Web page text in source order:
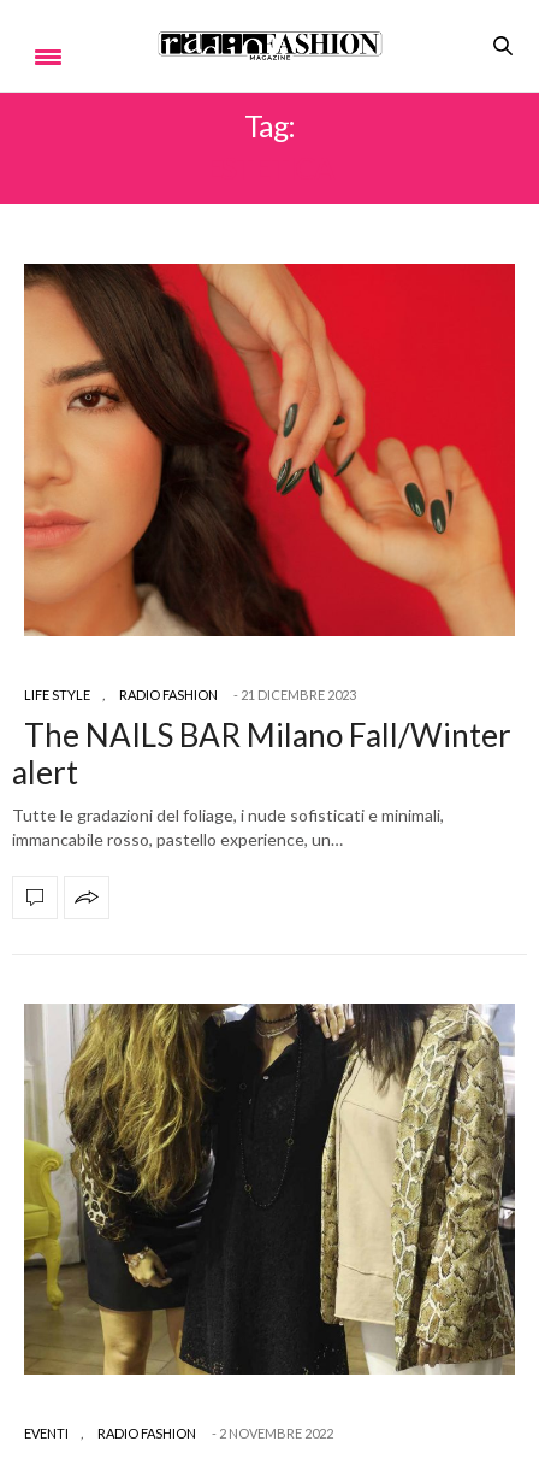
Tag:
LIFE STYLE , RADIO FASHION 21 DICEMBRE 2023
The NAILS BAR Milano Fall/Winter
alert
Tutte le gradazioni del foliage, i nude sofisticati e minimali,
immancabile rosso, pastello experience, un…
EVENTI , RADIO FASHION 2 NOVEMBRE 2022